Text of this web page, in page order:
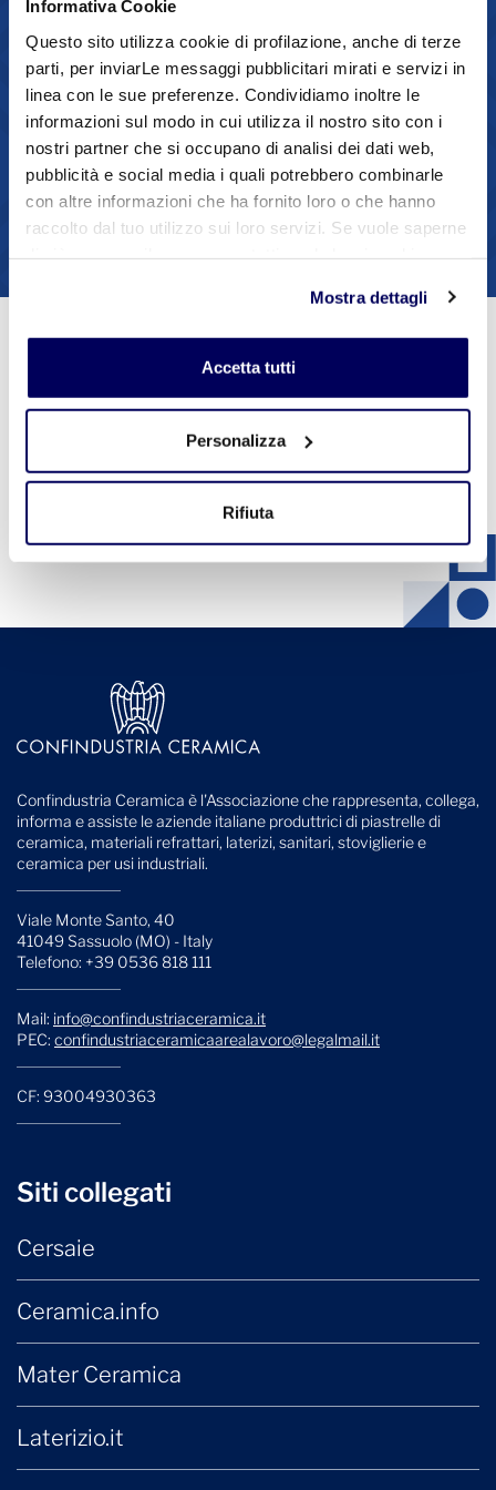
Informativa Cookie
Questo sito utilizza cookie di profilazione, anche di terze
parti, per inviarLe messaggi pubblicitari mirati e servizi in
linea con le sue preferenze. Condividiamo inoltre le
informazioni sul modo in cui utilizza il nostro sito con i
nostri partner che si occupano di analisi dei dati web,
pubblicità e social media i quali potrebbero combinarle
con altre informazioni che ha fornito loro o che hanno
raccolto dal tuo utilizzo sui loro servizi. Se vuole saperne
sul tasto "Accetta tutti". Se non vuole i cookie di
profilazione può negare il consenso sul tasto "Rifiuta".
Mostra dettagli
Accetta tutti
Personalizza
Rifiuta
AC Andrea Cusi
0536818303
Contatta via mail
Prossimi Eventi
Vedi tutti gli eventi
Confindustria Ceramica è l'Associazione che rappresenta, collega,
informa e assiste le aziende italiane produttrici di piastrelle di
ceramica, materiali refrattari, laterizi, sanitari, stoviglierie e
ceramica per usi industriali.
Viale Monte Santo, 40
41049 Sassuolo (MO) - Italy
Telefono: +39 0536 818 111
Mail: info@confindustriaceramica.it
PEC: confindustriaceramicaarealavoro@legalmail.it
CF: 93004930363
Siti collegati
Cersaie
Ceramica.info
Mater Ceramica
Laterizio.it